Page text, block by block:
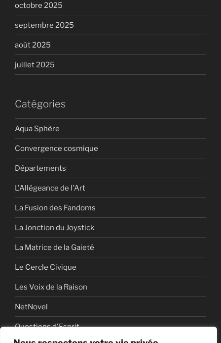
octobre 2025
septembre 2025
août 2025
juillet 2025
Catégories
Aqua Sphère
Convergence cosmique
Départements
L'Allégeance de l'Art
La Fusion des Fandoms
La Jonction du Joystick
La Matrice de la Gaieté
Le Cercle Civique
Les Voix de la Raison
NetNovel
Questions d'Esprit